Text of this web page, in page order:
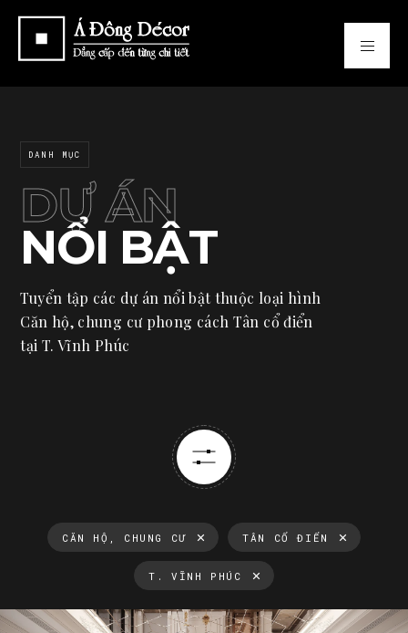
DANH MỤC
DỰ ÁN
NỔI BẬT
Tuyển tập các dự án nổi bật thuộc loại hình
Căn hộ, chung cư phong cách Tân cổ điển
tại T. Vĩnh Phúc
CĂN HỘ, CHUNG CƯ TÂN CỔ ĐIỂN
T. VĨNH PHÚC